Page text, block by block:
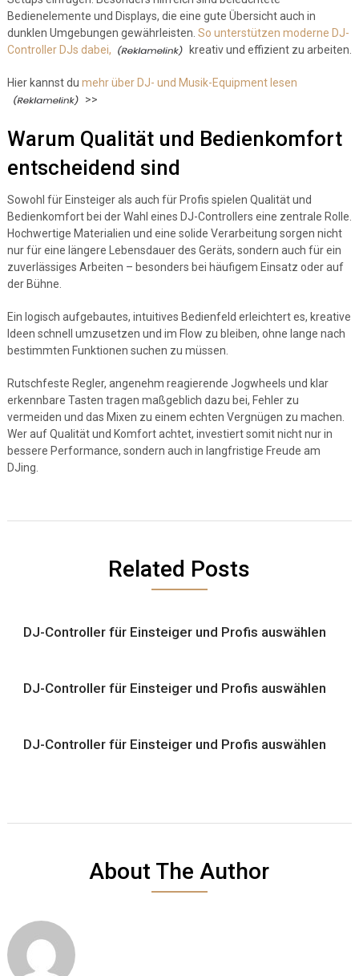
Bedienelemente und Displays, die eine gute Übersicht auch in
dunklen Umgebungen gewährleisten. So unterstützen moderne DJ-
Controller DJs dabei,
kreativ und effizient zu arbeiten.
Hier kannst du mehr über DJ- und Musik-Equipment lesen
>>
Warum Qualität und Bedienkomfort
entscheidend sind
Sowohl für Einsteiger als auch für Profis spielen Qualität und
Bedienkomfort bei der Wahl eines DJ-Controllers eine zentrale Rolle.
Hochwertige Materialien und eine solide Verarbeitung sorgen nicht
nur für eine längere Lebensdauer des Geräts, sondern auch für ein
zuverlässiges Arbeiten – besonders bei häufigem Einsatz oder auf
der Bühne.
Ein logisch aufgebautes, intuitives Bedienfeld erleichtert es, kreative
Ideen schnell umzusetzen und im Flow zu bleiben, ohne lange nach
bestimmten Funktionen suchen zu müssen.
Rutschfeste Regler, angenehm reagierende Jogwheels und klar
erkennbare Tasten tragen maßgeblich dazu bei, Fehler zu
vermeiden und das Mixen zu einem echten Vergnügen zu machen.
Wer auf Qualität und Komfort achtet, investiert somit nicht nur in
bessere Performance, sondern auch in langfristige Freude am
DJing.
Related Posts
DJ-Controller für Einsteiger und Profis auswählen
DJ-Controller für Einsteiger und Profis auswählen
DJ-Controller für Einsteiger und Profis auswählen
About The Author